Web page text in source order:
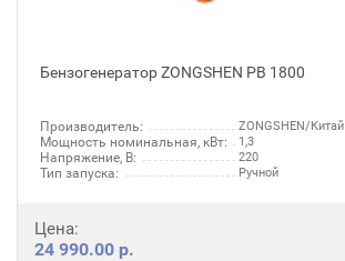
Бензогенератор ZONGSHEN PB 1800
Производитель: ZONGSHEN/Китай
Мощность номинальная, кВт: 1,3
Напряжение, В: 220
Тип запуска: Ручной
Цена:
24 990.00 р.